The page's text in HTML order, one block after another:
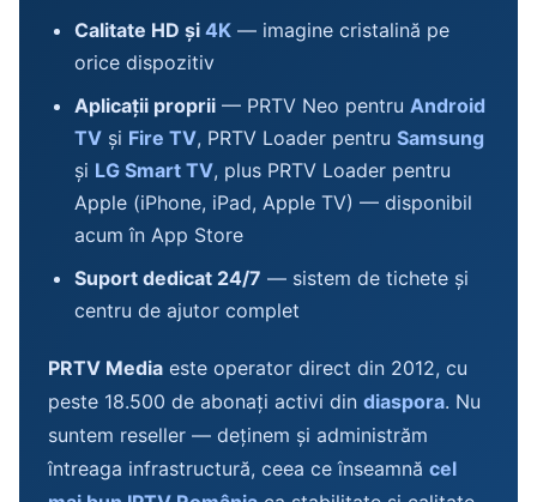
Calitate HD și 4K — imagine cristalină pe
orice dispozitiv
Aplicații proprii — PRTV Neo pentru Android
TV și Fire TV, PRTV Loader pentru Samsung
și LG Smart TV, plus PRTV Loader pentru
Apple (iPhone, iPad, Apple TV) — disponibil
acum în App Store
Suport dedicat 24/7 — sistem de tichete și
centru de ajutor complet
PRTV Media este operator direct din 2012, cu
peste 18.500 de abonați activi din diaspora. Nu
suntem reseller — deținem și administrăm
întreaga infrastructură, ceea ce înseamnă cel